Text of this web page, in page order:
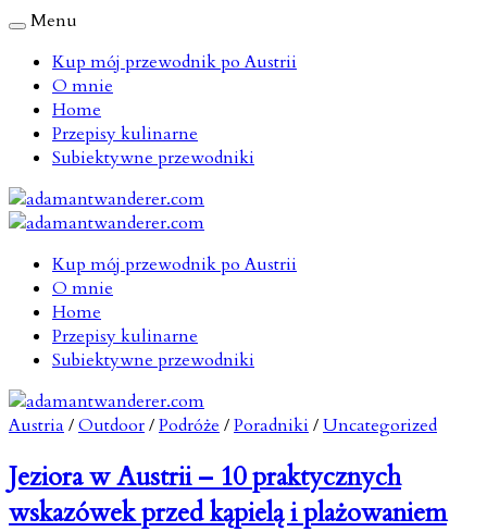
Menu
Kup mój przewodnik po Austrii
O mnie
Home
Przepisy kulinarne
Subiektywne przewodniki
Kup mój przewodnik po Austrii
O mnie
Home
Przepisy kulinarne
Subiektywne przewodniki
Austria /Outdoor/Podróże /Poradniki /Uncategorized
Jeziora w Austrii – 10 praktycznych
wskazówek przed kąpielą i plażowaniem